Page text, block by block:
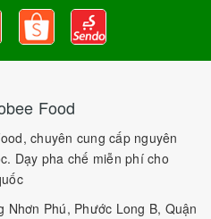
Food
chuyên cung cấp nguyên
Dạy pha chế miễn phí cho
Nhơn Phú, Phước Long B, Quận